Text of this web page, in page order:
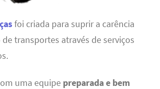
foi criada para suprir a carência
transportes através de serviços
uma equipe preparada e bem